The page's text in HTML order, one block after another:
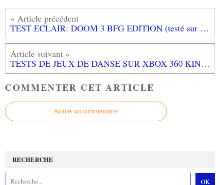
TEST ECLAIR: DOOM 3 BFG EDITION (testé sur XBOX 360)
TESTS DE JEUX DE DANSE SUR XBOX 360 KINECT: ZUMBA FITNESS CORE, JUST DANCE 4, DANCE CENTRAL 3
COMMENTER CET ARTICLE
Ajouter un commentaire
RECHERCHE